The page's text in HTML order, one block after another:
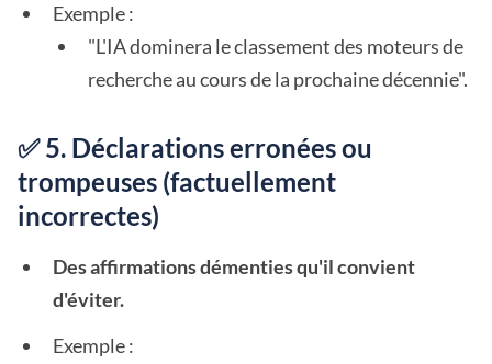
Exemple :
"L'IA dominera le classement des moteurs de
recherche au cours de la prochaine décennie".
✅ 5. Déclarations erronées ou
trompeuses (factuellement
incorrectes)
Des affirmations démenties qu'il convient
d'éviter.
Exemple :